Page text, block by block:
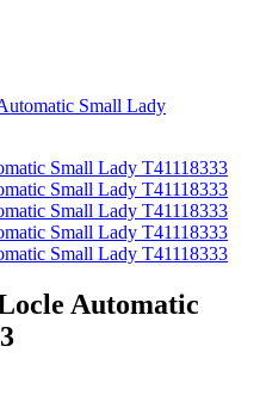
Small Lady
Automatic